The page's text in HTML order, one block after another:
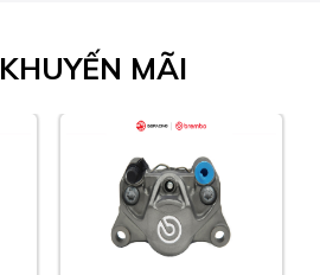
KHUYẾN MÃI